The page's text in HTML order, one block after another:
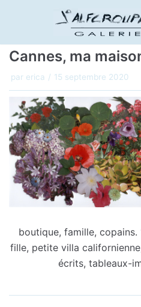
au
contenu
Cannes, ma
par erica 15 septembre 2020
boutique, famille, copains.
fille, petite villa
écrits, tableaux-